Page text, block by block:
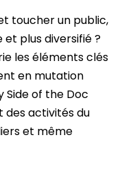
toucher un public,
plus diversifié ?
les éléments clés
en mutation
Side of the Doc
des activités du
et même